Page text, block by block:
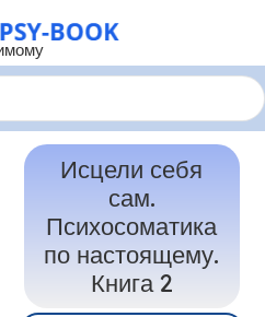
Терапия Психосоматики
Исцели себя
сам.
Психосоматика
по настоящему.
Книга 2